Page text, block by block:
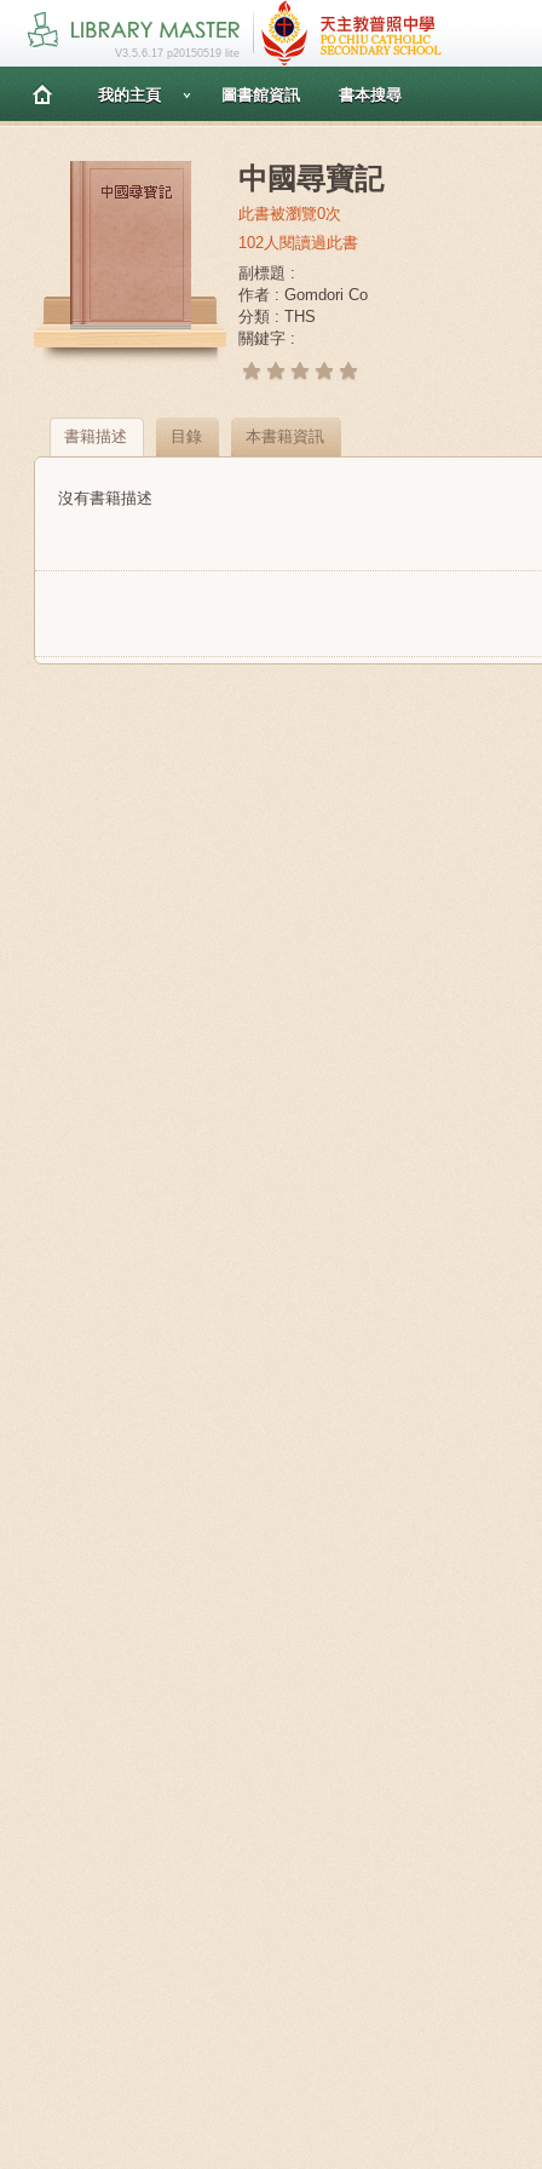
V3.5.6.17 p20150519 lite
我的主頁 圖書館資訊 書本搜尋
中國尋寶記
此書被瀏覽0次
102人閱讀過此書
副標題 :
作者 : Gomdori Co
分類 : THS
關鍵字 :
書籍描述 目錄 本書籍資訊
沒有書籍描述